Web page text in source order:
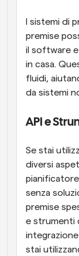
I sistemi di
premise
il software
in casa.
fluidi,
da sistemi
API e
Se stai
diversi
senza
premise
e strumenti
stai